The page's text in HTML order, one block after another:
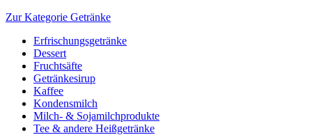
Zur Kategorie Getränke
Erfrischungsgetränke
Dessert
Fruchtsäfte
Getränkesirup
Kaffee
Kondensmilch
Milch- & Sojamilchprodukte
Tee & andere Heißgetränke